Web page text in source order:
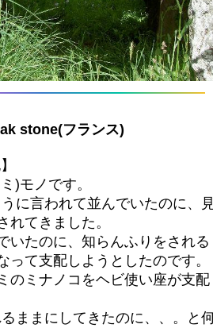
stone(フランス)
)モノです。
に言われて並んでいたのに、
れてきました。
いたのに、知らんふりをされる
って支配しようとしたのです。
のミナノコをヘビ使い座が支配
ままにしてきたのに、、。と